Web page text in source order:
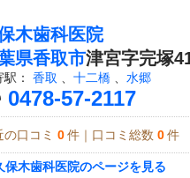
木歯科医院
県香取市津宮字完塚
： 香取 、 十二橋 、 水郷
0478-57-2117
の口コミ 0 件｜口コミ総数 0 件
保木歯科医院のページを見る